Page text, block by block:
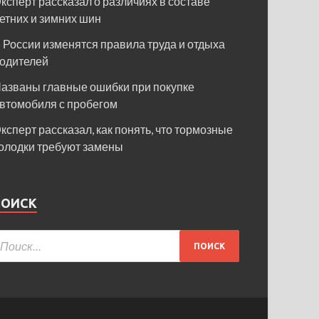
и зимних шин
России изменятся правила труда и отдыха
главные ошибки при покупке
с пробегом
рассказал, как понять, что тормозные
требуют замены